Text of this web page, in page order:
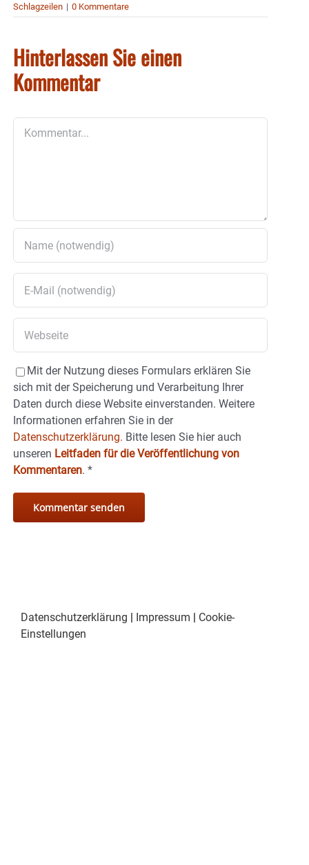
Schlagzeilen | 0 Kommentare
Hinterlassen Sie einen
Kommentar
Mit der Nutzung dieses Formulars erklären Sie
sich mit der Speicherung und Verarbeitung Ihrer
Daten durch diese Website einverstanden. Weitere
Informationen erfahren Sie in der
Datenschutzerklärung. Bitte lesen Sie hier auch
unseren Leitfaden für die Veröffentlichung von
Kommentaren. *
Datenschutzerklärung Impressum
Cookie-
Einstellungen